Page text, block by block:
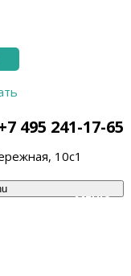
495 241-17-65
10с1
МЕНЮ